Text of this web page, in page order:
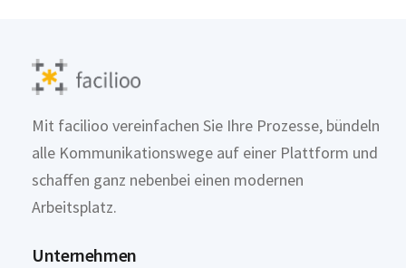
Mit facilioo vereinfachen Sie Ihre Prozesse, bündeln
alle Kommunikationswege auf einer Plattform und
schaffen ganz nebenbei einen modernen
Arbeitsplatz.
Unternehmen